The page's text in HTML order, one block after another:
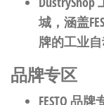
城，涵盖
牌的工业
品牌专区
FESTO 品牌